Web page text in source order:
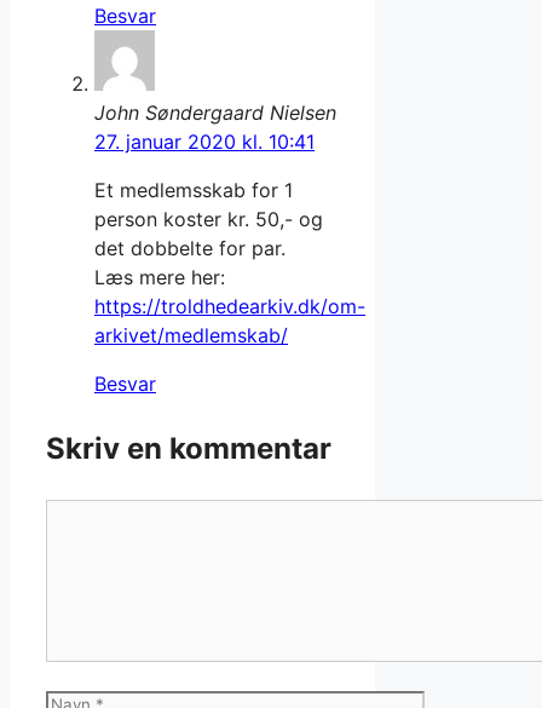
Besvar
John Søndergaard Nielsen
27. januar 2020 kl. 10:41
Et medlemsskab for 1
person koster kr. 50,- og
det dobbelte for par.
Læs mere her:
https://troldhedearkiv.dk/om-
arkivet/medlemskab/
Besvar
Skriv en kommentar
Navn